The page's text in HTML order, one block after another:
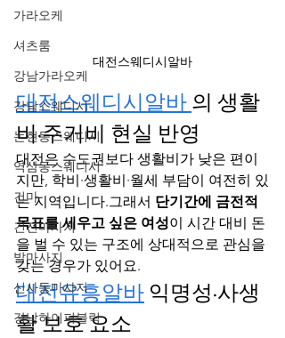
가라오케
셔츠룸
강남가라오케
강남스웨디시
논현동스웨디시
역삼동스웨디시
건마
건전마사지
발마사지
신사동마사지
강남하이퍼블릭
대전스웨디시알바
대전스웨디시알바 의 생활
비·주거비 현실 반영
대전은 수도권보다 생활비가 낮은 편이
지만, 학비·생활비·월세 부담이 여전히 있
는 지역입니다.그래서 단기간에 금전적
목표를 세우고 싶은 여성이 시간 대비 돈
을 벌 수 있는 구조에 상대적으로 관심을
갖는 경우가 있어요.
대전유흥알바 익명성·사생
활 보호 요소